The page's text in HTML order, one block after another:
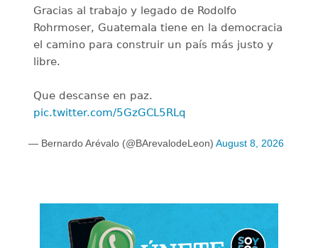
Gracias al trabajo y legado de Rodolfo
Rohrmoser, Guatemala tiene en la democracia
el camino para construir un país más justo y
libre.
Que descanse en paz.
pic.twitter.com/5GzGCL5RLq
— Bernardo Arévalo (@BArevalodeLeon) August 8, 2026